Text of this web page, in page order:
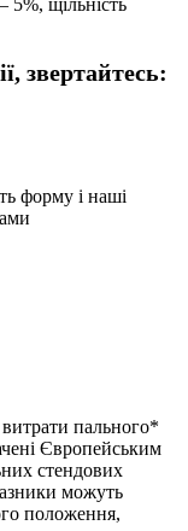
5%, щільність
звертайтесь:
форму і наші
пального*
Європейським
стендових
можуть
положення,